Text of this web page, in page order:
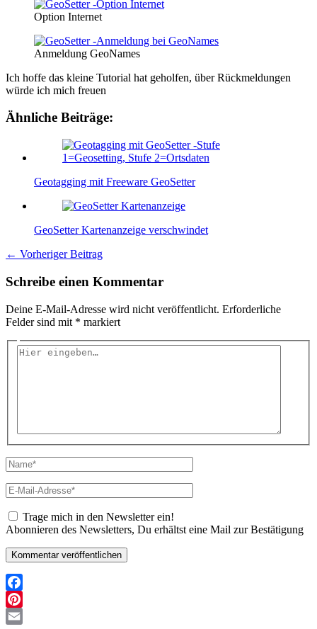
Option Internet
Anmeldung GeoNames
Ich hoffe das kleine Tutorial hat geholfen, über Rückmeldungen
würde ich mich freuen
Ähnliche Beiträge:
Geotagging mit Freeware GeoSetter
GeoSetter Kartenanzeige verschwindet
← Vorheriger Beitrag
Schreibe einen Kommentar
Deine E-Mail-Adresse wird nicht veröffentlicht. Erforderliche
Felder sind mit * markiert
Hier
Name*
E-
Mail-
Adresse*
Trage mich in den Newsletter ein!
Abonnieren des Newsletters, Du erhältst eine Mail zur Bestätigung
Facebook
Pinterest